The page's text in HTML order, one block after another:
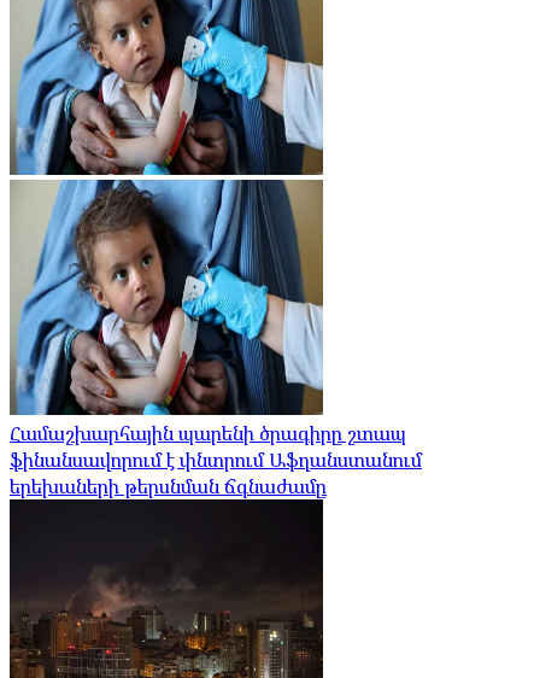
Համաշխարհային պարենի ծրագիրը շտապ
ֆինանսավորում է փնտրում Աֆղանստանում
երեխաների թերսնման ճգնաժամը